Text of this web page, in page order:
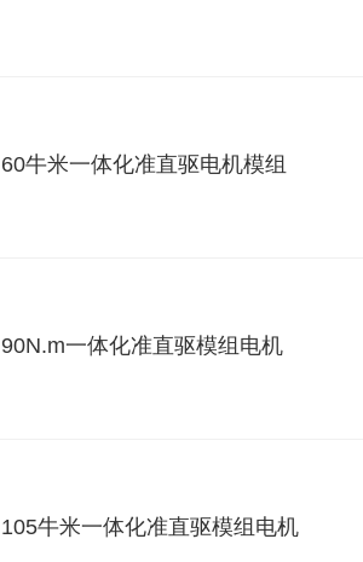
60牛米一体化准直驱电机模组
90N.m一体化准直驱模组电机
105牛米一体化准直驱模组电机